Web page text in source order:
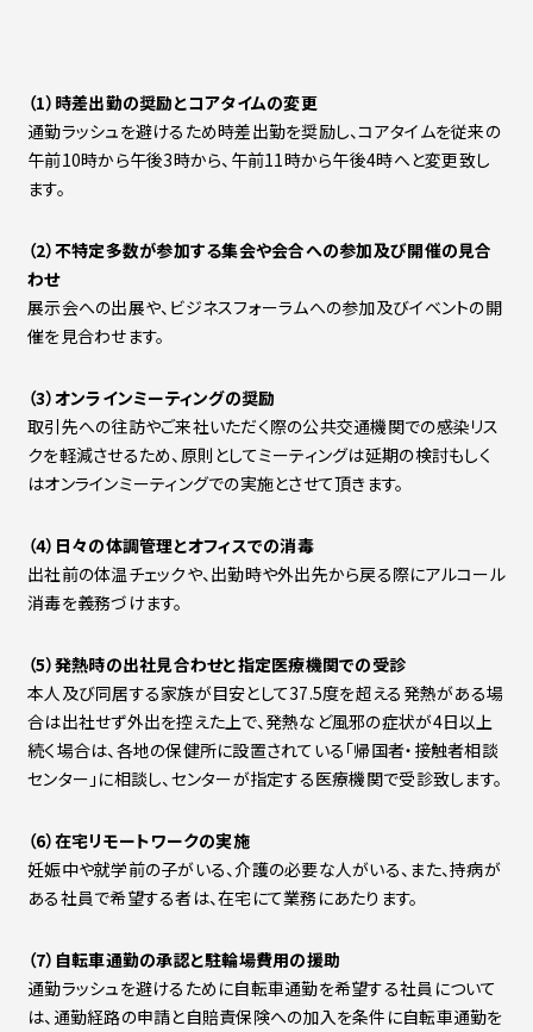
（1）時差出勤の奨励とコアタイムの変更
通勤ラッシュを避けるため時差出勤を奨励し、コアタイムを従来の
午前10時から午後3時から、午前11時から午後4時へと変更致し
ます。
（2）不特定多数が参加する集会や会合への参加及び開催の見合
わせ
展示会への出展や、ビジネスフォーラムへの参加及びイベントの開
催を見合わせます。
（3）オンラインミーティングの奨励
取引先への往訪やご来社いただく際の公共交通機関での感染リス
クを軽減させるため、原則としてミーティングは延期の検討もしく
はオンラインミーティングでの実施とさせて頂きます。
（4）日々の体調管理とオフィスでの消毒
出社前の体温チェックや、出勤時や外出先から戻る際にアルコール
消毒を義務づけます。
（5）発熱時の出社見合わせと指定医療機関での受診
本人及び同居する家族が目安として37.5度を超える発熱がある場
合は出社せず外出を控えた上で、発熱など風邪の症状が4日以上
続く場合は、各地の保健所に設置されている「帰国者・接触者相談
センター」に相談し、センターが指定する医療機関で受診致します。
（6）在宅リモートワークの実施
妊娠中や就学前の子がいる、介護の必要な人がいる、また、持病が
ある社員で希望する者は、在宅にて業務にあたります。
（7）自転車通勤の承認と駐輪場費用の援助
通勤ラッシュを避けるために自転車通勤を希望する社員について
は、通勤経路の申請と自賠責保険への加入を条件に自転車通勤を